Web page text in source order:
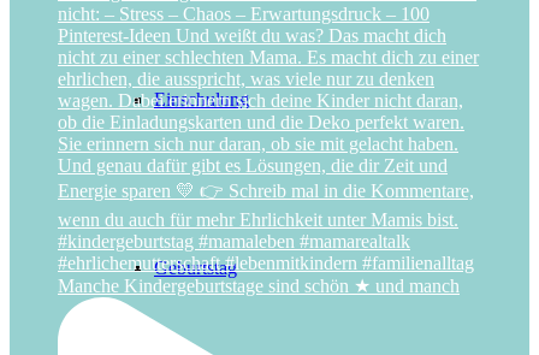
Einschulung
Geburtstag
Manche Kindergeburtstage sind schön ★ und manch